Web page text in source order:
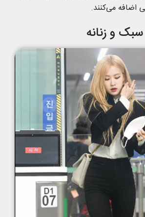
اضافه می‌کنند.
سبک و زنانه